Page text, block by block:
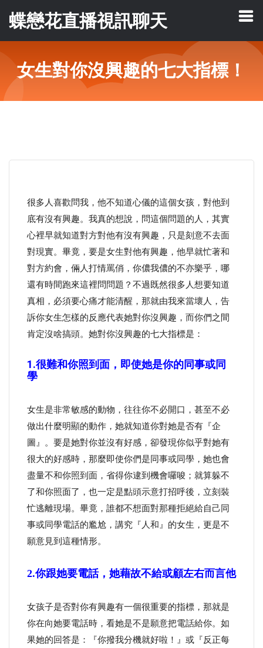
蝶戀花直播視訊聊天
女生對你沒興趣的七大指標！
很多人喜歡問我，他不知道心儀的這個女孩，對他到
底有沒有興趣。我真的想說，問這個問題的人，其實
心裡早就知道對方對他有沒有興趣，只是刻意不去面
對現實。畢竟，要是女生對他有興趣，他早就忙著和
對方約會，倆人打情罵俏，你儂我儂的不亦樂乎，哪
還有時間跑來這裡問問題？不過既然很多人想要知道
真相，必須要心痛才能清醒，那就由我來當壞人，告
訴你女生怎樣的反應代表她對你沒興趣，而你們之間
肯定沒啥搞頭。她對你沒興趣的七大指標是：
1.很難和你照到面，即使她是你的同事或同
學
女生是非常敏感的動物，往往你不必開口，甚至不必
做出什麼明顯的動作，她就知道你對她是否有『企
圖』。要是她對你並沒有好感，卻發現你似乎對她有
很大的好感時，那麼即使你們是同事或同學，她也會
盡量不和你照到面，省得你逮到機會囉唆；就算躲不
了和你照面了，也一定是點頭示意打招呼後，立刻裝
忙逃離現場。畢竟，誰都不想面對那種拒絕給自己同
事或同學電話的尷尬，講究『人和』的女生，更是不
願意見到這種情形。
2.你跟她要電話，她藉故不給或顧左右而言他
女孩子是否對你有興趣有一個很重要的指標，那就是
你在向她要電話時，看她是不是願意把電話給你。如
果她的回答是：『你撥我分機就好啦！』或『反正每